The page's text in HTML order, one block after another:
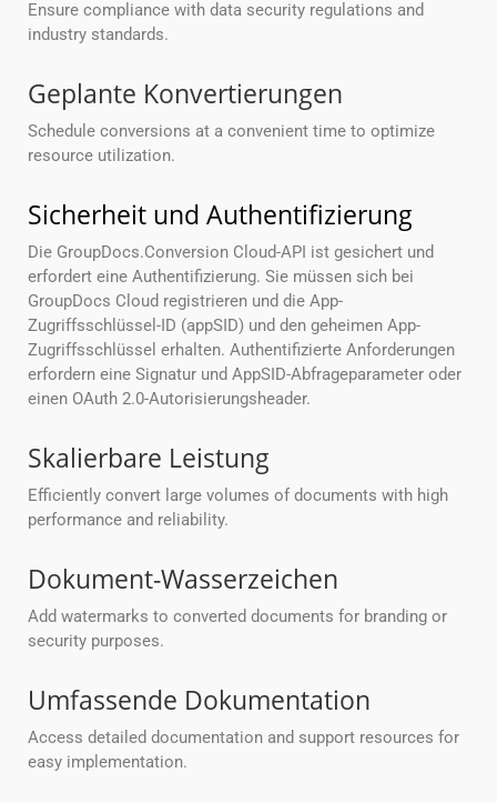
Ensure compliance with data security regulations and
industry standards.
Geplante Konvertierungen
Schedule conversions at a convenient time to optimize
resource utilization.
Sicherheit und Authentifizierung
Die GroupDocs.Conversion Cloud-API ist gesichert und
erfordert eine Authentifizierung. Sie müssen sich bei
GroupDocs Cloud registrieren und die App-
Zugriffsschlüssel-ID (appSID) und den geheimen App-
Zugriffsschlüssel erhalten. Authentifizierte Anforderungen
erfordern eine Signatur und AppSID-Abfrageparameter oder
einen OAuth 2.0-Autorisierungsheader.
Skalierbare Leistung
Efficiently convert large volumes of documents with high
performance and reliability.
Dokument-Wasserzeichen
Add watermarks to converted documents for branding or
security purposes.
Umfassende Dokumentation
Access detailed documentation and support resources for
easy implementation.